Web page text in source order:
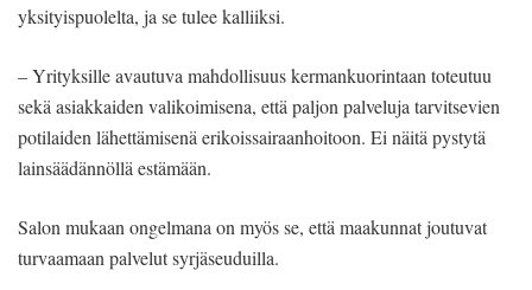
yksityispuolelta, ja se tulee kalliiksi.
– Yrityksille avautuva mahdollisuus kermankuorintaan toteutuu
sekä asiakkaiden valikoimisena, että paljon palveluja tarvitsevien
potilaiden lähettämisenä erikoissairaanhoitoon. Ei näitä pystytä
lainsäädännöllä estämään.
Salon mukaan ongelmana on myös se, että maakunnat joutuvat
turvaamaan palvelut syrjäseuduilla.